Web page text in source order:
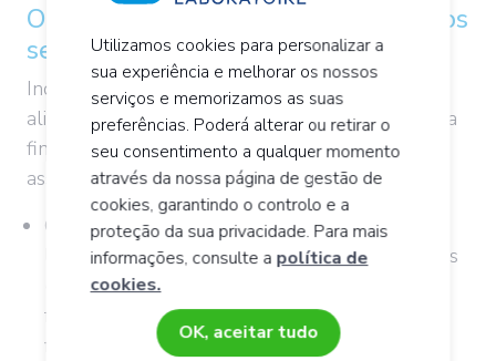
Os alimentos, "remédios" sem efeitos
secundários!
Inclua, em especial, alimentos frescos na sua
alimentação diária. Mas faça isso gradualmente, a
fim de evitar inchaços e dores abdominais
associadas às fermentações pelamicrobiota
Coma pelo menos 5 porções de frutas e
legumes por dia, preferindo os vegetais verdes
(espinafres, agriões, acelga, etc.) e as frutas
frescas, já que estes alimentos são ricos em
fibras (por exemplo, 3 vegetais e 2 frutas ou
Utilizamos cookies para personalizar a
sua experiência e melhorar os nossos
serviços e memorizamos as suas
preferências. Poderá alterar ou retirar o
seu consentimento a qualquer momento
através da nossa página de gestão de
cookies, garantindo o controlo e a
proteção da sua privacidade. Para mais
informações, consulte a política de
cookies.
OK, aceitar tudo